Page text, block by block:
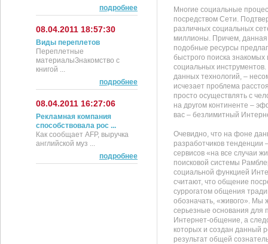
подробнее
08.04.2011 18:57:30
Виды переплетов
Переплетные
материалыЗнакомство с
книгой ...
подробнее
08.04.2011 16:27:06
Рекламная компания
способствовала рос ...
Как сообщает AFP, выручка
английской муз ...
подробнее
Многие социальные
посредством Сети.
различных социальных
миллионы. Причем,
подобные ресурсы
быстрого поиска
социальных
данных технологий, –
исчезает проблема
просто осуществлять с
на другом континенте –
вас – безлимитный
Очевидно, что на фоне
разработчиков тенденции
сервисов «на все случаи
поисковой системы
социальной функцией
считают, что общение
суррогатом общения
обозначать, «живого». Мы
серьезные основания для
Интернет-общение, а
которых и создан данный
результат общей